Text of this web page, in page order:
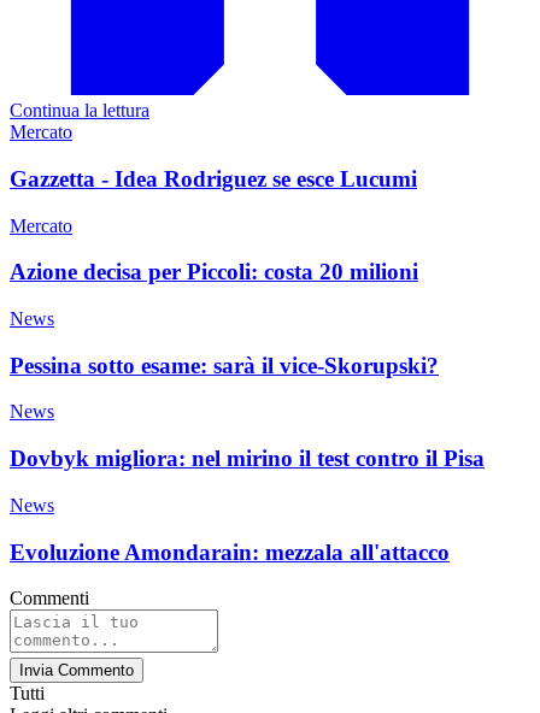
Continua la lettura
Mercato
Gazzetta - Idea Rodriguez se esce Lucumi
Mercato
Azione decisa per Piccoli: costa 20 milioni
News
Pessina sotto esame: sarà il vice-Skorupski?
News
Dovbyk migliora: nel mirino il test contro il Pisa
News
Evoluzione Amondarain: mezzala all'attacco
Commenti
Invia Commento
Tutti